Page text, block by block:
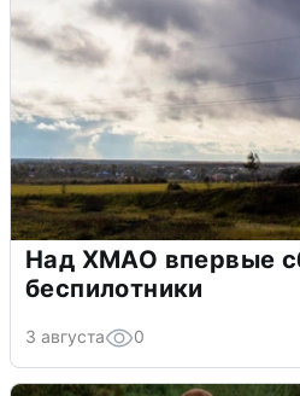
Над ХМАО впервые
беспилотники
3 августа 0